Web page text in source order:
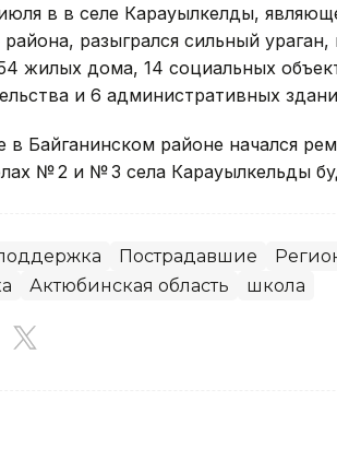
в в селе Карауылкелды,
района, разыгрался сильный
жилых дома, 14 социальных
и 6 административных
в Байганинском районе начался
№ 2 и № 3 села Карауылкельды
Пострадавшие
Актюбинская область школа